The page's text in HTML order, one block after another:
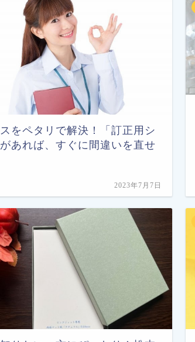
をペタリで解決！「訂正用シ
あれば、すぐに間違いを直せ
2023年7月7日